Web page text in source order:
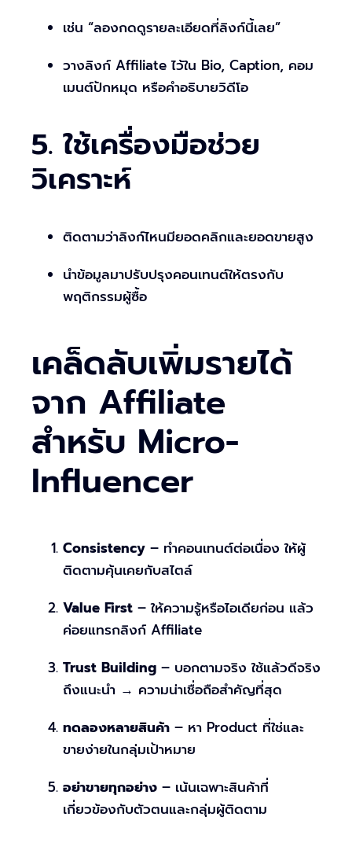
เช่น “ลองกดดูรายละเอียดที่ลิงก์นี้เลย”
วางลิงก์ Affiliate ไว้ใน Bio, Caption, คอม
เมนต์ปักหมุด หรือคำอธิบายวิดีโอ
5. ใช้เครื่องมือช่วย
วิเคราะห์
ติดตามว่าลิงก์ไหนมียอดคลิกและยอดขายสูง
นำข้อมูลมาปรับปรุงคอนเทนต์ให้ตรงกับ
พฤติกรรมผู้ซื้อ
เคล็ดลับเพิ่มรายได้
จาก Affiliate
สำหรับ Micro-
Influencer
Consistency – ทำคอนเทนต์ต่อเนื่อง ให้ผู้
ติดตามคุ้นเคยกับสไตล์
Value First – ให้ความรู้หรือไอเดียก่อน แล้ว
ค่อยแทรกลิงก์ Affiliate
Trust Building – บอกตามจริง ใช้แล้วดีจริง
ถึงแนะนำ → ความน่าเชื่อถือสำคัญที่สุด
ทดลองหลายสินค้า – หา Product ที่ใช่และ
ขายง่ายในกลุ่มเป้าหมาย
อย่าขายทุกอย่าง – เน้นเฉพาะสินค้าที่
เกี่ยวข้องกับตัวตนและกลุ่มผู้ติดตาม